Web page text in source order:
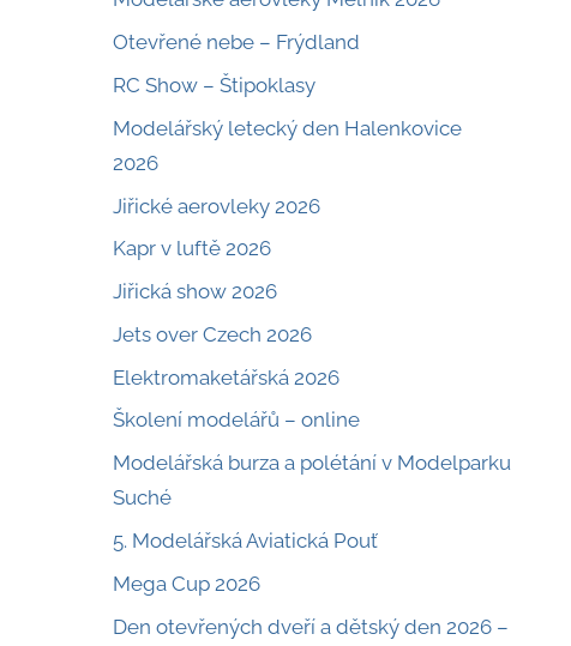
Otevřené nebe – Frýdland
RC Show – Štipoklasy
Modelářský letecký den Halenkovice
2026
Jiřické aerovleky 2026
Kapr v luftě 2026
Jiřická show 2026
Jets over Czech 2026
Elektromaketářská 2026
Školení modelářů – online
Modelářská burza a polétání v Modelparku
Suché
5. Modelářská Aviatická Pouť
Mega Cup 2026
Den otevřených dveří a dětský den 2026 –